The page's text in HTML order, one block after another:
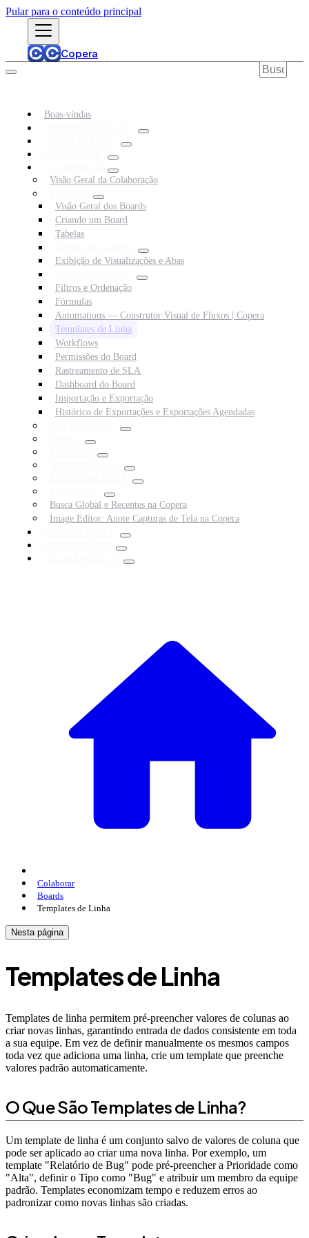
Pular para o conteúdo principal
Copera
Boas-vindas
Visão Geral da Colaboração
Visão Geral dos Boards
Criando um Board
Tabelas
Exibição de Visualizações e Abas
Filtros e Ordenação
Fórmulas
Automations — Construtor Visual de Fluxos | Copera
Templates de Linha
Workflows
Permissões do Board
Rastreamento de SLA
Dashboard do Board
Importação e Exportação
Histórico de Exportações e Exportações Agendadas
Busca Global e Recentes na Copera
Image Editor: Anote Capturas de Tela na Copera
Colaborar
Boards
Templates de Linha
Nesta página
Templates de Linha
Templates de linha permitem pré-preencher valores de colunas ao
criar novas linhas, garantindo entrada de dados consistente em toda
a sua equipe. Em vez de definir manualmente os mesmos campos
toda vez que adiciona uma linha, crie um template que preenche
valores padrão automaticamente.
O Que São Templates de Linha?
Um template de linha é um conjunto salvo de valores de coluna que
pode ser aplicado ao criar uma nova linha. Por exemplo, um
template "Relatório de Bug" pode pré-preencher a Prioridade como
"Alta", definir o Tipo como "Bug" e atribuir um membro da equipe
padrão. Templates economizam tempo e reduzem erros ao
padronizar como novas linhas são criadas.